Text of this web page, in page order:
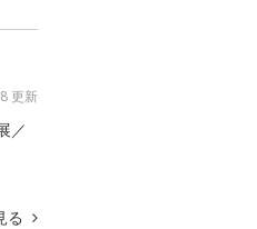
更新
／
る